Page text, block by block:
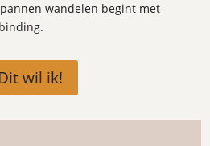
wandelen begint met
wil ik!